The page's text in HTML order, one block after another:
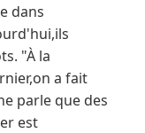
dans
"À la
a fait
parle que des
est